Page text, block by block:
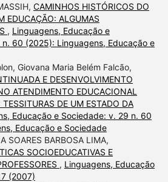
CAMINHOS HISTÓRICOS DO
EDUCAÇÃO: ALGUMAS
, Linguagens, Educação e
60 (2025): Linguagens, Educação e
Giovana Maria Belém Falcão,
E DESENVOLVIMENTO
ATENDIMENTO EDUCACIONAL
DE UM ESTADO DA
Educação e Sociedade: v. 29 n. 60
Educação e Sociedade
SOARES BARBOSA LIMA,
SOCIOEDUCATIVAS E
, Linguagens, Educação
(2007)